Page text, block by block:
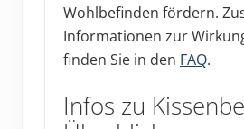
Wohlbefinden fördern.
Informationen zur
finden Sie in den FAQ.
Infos zu